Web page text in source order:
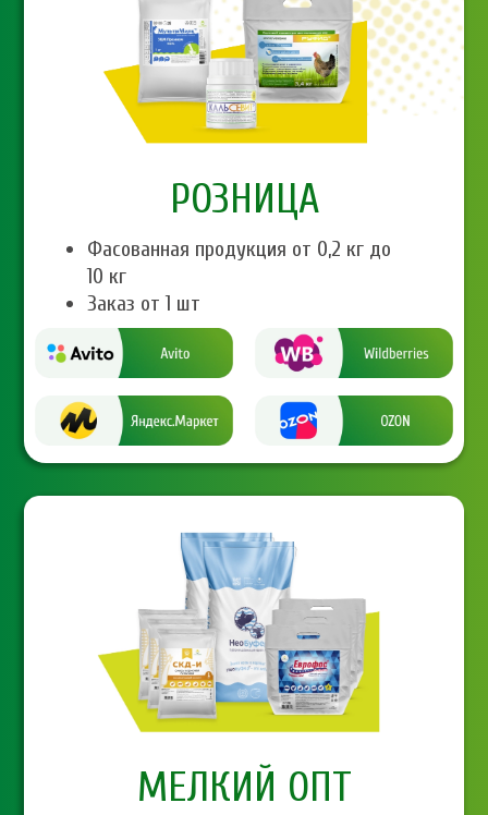
PОЗНИЦА
Фасованная продукция от 0,2 кг до
10 кг
Заказ от 1 шт
МЕЛКИЙ ОПТ